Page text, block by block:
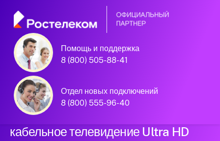
Помощь и поддержка
8 (800) 505-88-41
Отдел новых подключений
8 (800) 555-96-40
Официальный
партнер Ростелеком
Подключили новый интернет и
кабельное телевидение Ultra HD